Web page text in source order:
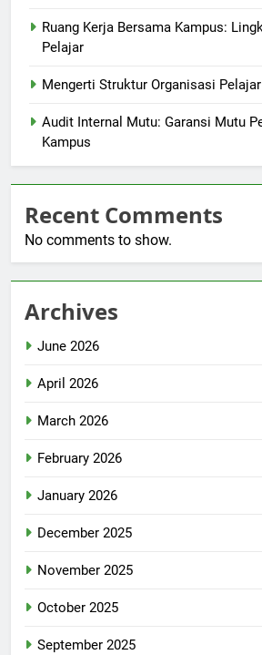
Ruang Kerja Bersama Kampus:
Pelajar
Mengerti Struktur Organisasi
Audit Internal Mutu: Garansi Mutu
Kampus
Recent Comments
No comments to show.
Archives
June 2026
April 2026
March 2026
February 2026
January 2026
December 2025
November 2025
October 2025
September 2025